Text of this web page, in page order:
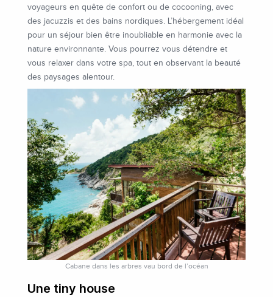
voyageurs en quête de confort ou de cocooning, avec
des jacuzzis et des bains nordiques. L’hébergement idéal
pour un séjour bien être inoubliable en harmonie avec la
nature environnante. Vous pourrez vous détendre et
vous relaxer dans votre spa, tout en observant la beauté
des paysages alentour.
Cabane dans les arbres vau bord de l’océan
Une tiny house